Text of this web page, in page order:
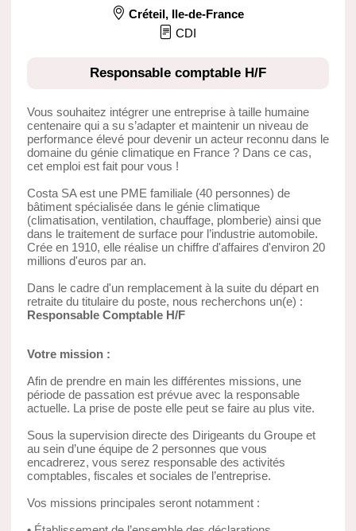
Créteil, Ile-de-France
CDI
Responsable comptable H/F
Vous souhaitez intégrer une entreprise à taille humaine
centenaire qui a su s’adapter et maintenir un niveau de
performance élevé pour devenir un acteur reconnu dans le
domaine du génie climatique en France ? Dans ce cas,
cet emploi est fait pour vous !
Costa SA est une PME familiale (40 personnes) de
bâtiment spécialisée dans le génie climatique
(climatisation, ventilation, chauffage, plomberie) ainsi que
dans le traitement de surface pour l’industrie automobile.
Crée en 1910, elle réalise un chiffre d'affaires d'environ 20
millions d'euros par an.
Dans le cadre d'un remplacement à la suite du départ en
retraite du titulaire du poste, nous recherchons un(e) :
Responsable Comptable H/F
Votre mission :
Afin de prendre en main les différentes missions, une
période de passation est prévue avec la responsable
actuelle. La prise de poste elle peut se faire au plus vite.
Sous la supervision directe des Dirigeants du Groupe et
au sein d’une équipe de 2 personnes que vous
encadrerez, vous serez responsable des activités
comptables, fiscales et sociales de l’entreprise.
Vos missions principales seront notamment :